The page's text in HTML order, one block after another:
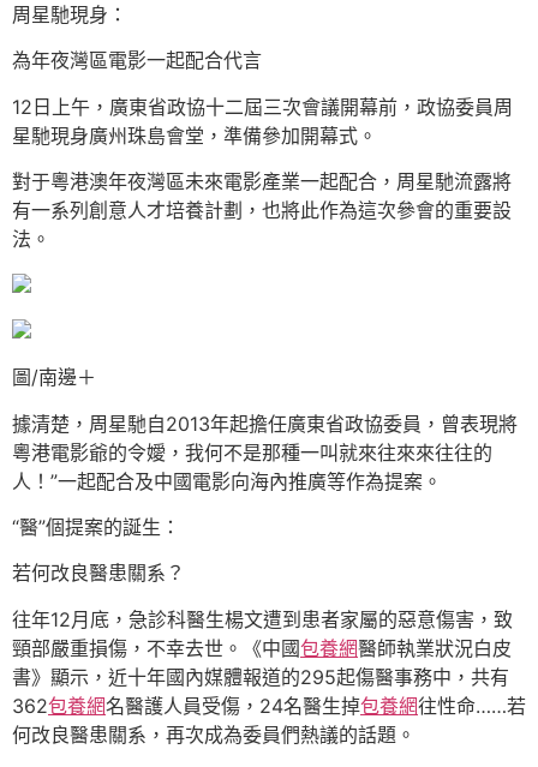
周星馳現身：
為年夜灣區電影一起配合代言
12日上午，廣東省政協十二屆三次會議開幕前，政協委員周
星馳現身廣州珠島會堂，準備參加開幕式。
對于粵港澳年夜灣區未來電影產業一起配合，周星馳流露將
有一系列創意人才培養計劃，也將此作為這次參會的重要設
法。
圖/南邊＋
據清楚，周星馳自2013年起擔任廣東省政協委員，曾表現將
粵港電影爺的令嬡，我何不是那種一叫就來往來來往往的
人！”一起配合及中國電影向海內推廣等作為提案。
“醫”個提案的誕生：
若何改良醫患關系？
往年12月底，急診科醫生楊文遭到患者家屬的惡意傷害，致
頸部嚴重損傷，不幸去世。《中國包養網醫師執業狀況白皮
書》顯示，近十年國內媒體報道的295起傷醫事務中，共有
362包養網名醫護人員受傷，24名醫生掉包養網往性命……若
何改良醫患關系，再次成為委員們熱議的話題。